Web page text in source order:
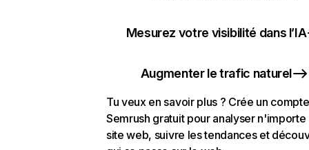
Mesurez votre visibilité dans l’IA
Augmenter le trafic naturel
Tu veux en savoir plus ? Crée un compte
Semrush gratuit pour analyser n'importe
site web, suivre les tendances et